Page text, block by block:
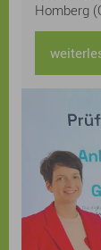
Homberg
machen –
zur
und
ein.